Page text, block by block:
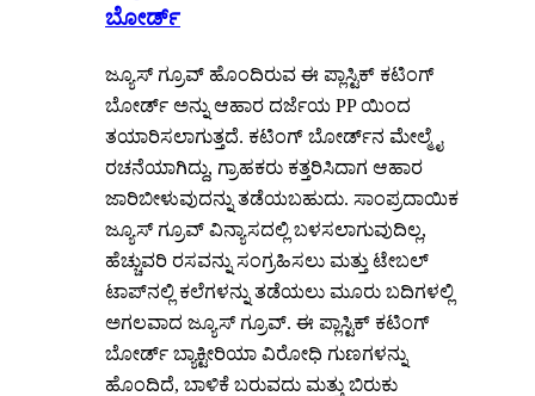
ಬೋರ್ಡ್
ಜ್ಯೂಸ್ ಗ್ರೂವ್ ಹೊಂದಿರುವ ಈ ಪ್ಲಾಸ್ಟಿಕ್ ಕಟಿಂಗ್
ಬೋರ್ಡ್ ಅನ್ನು ಆಹಾರ ದರ್ಜೆಯ PP ಯಿಂದ
ತಯಾರಿಸಲಾಗುತ್ತದೆ. ಕಟಿಂಗ್ ಬೋರ್ಡ್‌ನ ಮೇಲ್ಮೈ
ರಚನೆಯಾಗಿದ್ದು, ಗ್ರಾಹಕರು ಕತ್ತರಿಸಿದಾಗ ಆಹಾರ
ಜಾರಿಬೀಳುವುದನ್ನು ತಡೆಯಬಹುದು. ಸಾಂಪ್ರದಾಯಿಕ
ಜ್ಯೂಸ್ ಗ್ರೂವ್ ವಿನ್ಯಾಸದಲ್ಲಿ ಬಳಸಲಾಗುವುದಿಲ್ಲ,
ಹೆಚ್ಚುವರಿ ರಸವನ್ನು ಸಂಗ್ರಹಿಸಲು ಮತ್ತು ಟೇಬಲ್
ಟಾಪ್‌ನಲ್ಲಿ ಕಲೆಗಳನ್ನು ತಡೆಯಲು ಮೂರು ಬದಿಗಳಲ್ಲಿ
ಅಗಲವಾದ ಜ್ಯೂಸ್ ಗ್ರೂವ್. ಈ ಪ್ಲಾಸ್ಟಿಕ್ ಕಟಿಂಗ್
ಬೋರ್ಡ್ ಬ್ಯಾಕ್ಟೀರಿಯಾ ವಿರೋಧಿ ಗುಣಗಳನ್ನು
ಹೊಂದಿದೆ, ಬಾಳಿಕೆ ಬರುವದು ಮತ್ತು ಬಿರುಕು